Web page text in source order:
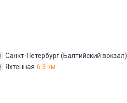
Санкт-Петербург (Балтийский вокзал)
Яхтенная 6.3 км